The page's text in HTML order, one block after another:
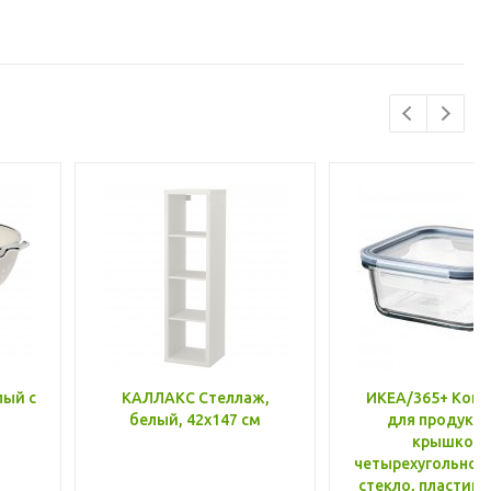
с
КАЛЛАКС Стеллаж,
белый, 42x147 см
ИКЕА/365+
для
крышкой,
стекло, пластик